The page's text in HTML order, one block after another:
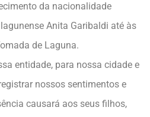
da nacionalidade
Anita Garibaldi até às
de Laguna.
entidade, para nossa cidade e
nossos sentimentos e
causará aos seus filhos,